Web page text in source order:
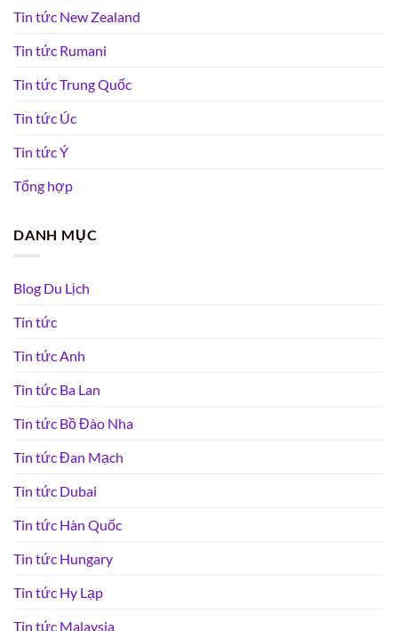
Tin tức New Zealand
Tin tức Rumani
Tin tức Trung Quốc
Tin tức Úc
Tin tức Ý
Tổng hợp
DANH MỤC
Blog Du Lịch
Tin tức
Tin tức Anh
Tin tức Ba Lan
Tin tức Bồ Đào Nha
Tin tức Đan Mạch
Tin tức Dubai
Tin tức Hàn Quốc
Tin tức Hungary
Tin tức Hy Lạp
Tin tức Malaysia